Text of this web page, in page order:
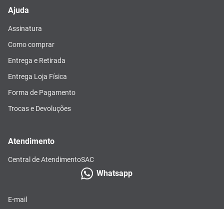
Ajuda
Assinatura
Como comprar
Entrega e Retirada
Entrega Loja Física
Forma de Pagamento
Trocas e Devoluções
Atendimento
Central de AtendimentoSAC
Whatsapp
E-mail